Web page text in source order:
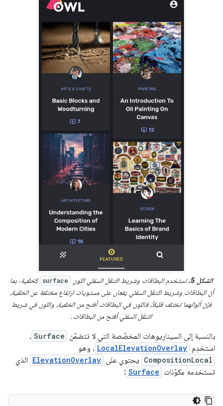
الشكل 5. تستخدم البطاقات وشريط التنقّل السفلي اللون surface كخلفية. بما
أنّ البطاقات وشريط التنقّل السفلي يقعان على مستويات ارتفاع مختلفة عن الخلفية،
فإنّ ألوانهما تختلف قليلاً، فاللون في البطاقات أفتح من الخلفية، واللون في شريط
التنقّل السفلي أفتح من البطاقات.
بالنسبة إلى السيناريوهات المخصّصة التي لا تتضمّن Surface ،
استخدِم LocalElevationOverlay ، وهو
CompositionLocal يحتوي على ElevationOverlay الذي
تستخدمه مكوّنات Surface
: